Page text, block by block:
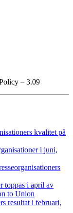
– 3.09
kvalitet på
i juni,
toppas i april av
to Union
resultat i februari,